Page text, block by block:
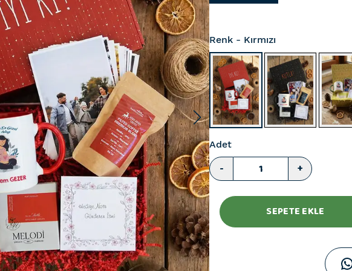
Renk - Kırmızı
Adet
- +
SEPETE EKLE